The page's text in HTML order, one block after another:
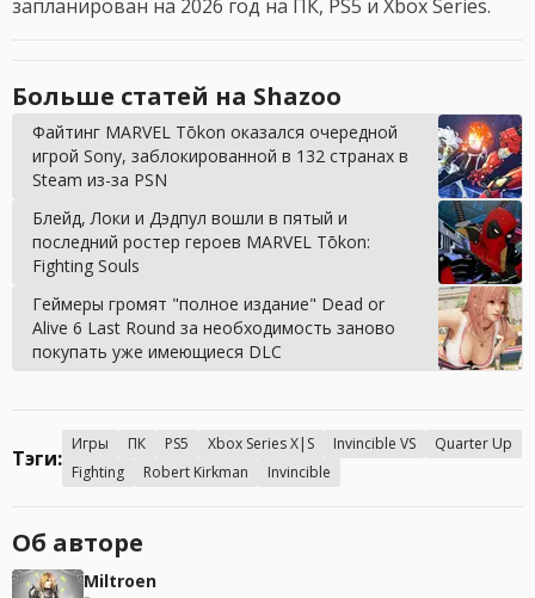
запланирован на 2026 год на ПК, PS5 и Xbox Series.
Больше статей на Shazoo
Файтинг MARVEL Tōkon оказался очередной
игрой Sony, заблокированной в 132 странах в
Steam из-за PSN
Блейд, Локи и Дэдпул вошли в пятый и
последний ростер героев MARVEL Tōkon:
Fighting Souls
Геймеры громят "полное издание" Dead or
Alive 6 Last Round за необходимость заново
покупать уже имеющиеся DLC
Тэги:
Игры ПК PS5 Xbox Series X|S Invincible VS
Quarter Up
Fighting
Robert Kirkman Invincible
Об авторе
Miltroen